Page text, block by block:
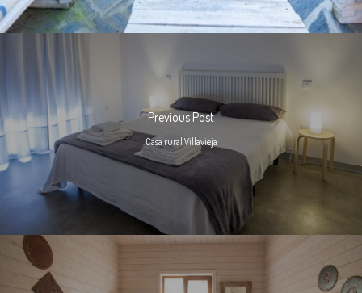
Previous Post
Casa rural Villavieja